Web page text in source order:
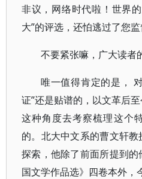
非议，网络时代啦！世界
大”的评选，还怕逃过了您监
不要紧张嘛，广大读者
唯一值得肯定的是，
证”还是贴谱的，以文革后
这种角度去考察梳理这个
的。北大中文系的曹文轩
探索，他除了前面所提到
国文学作品选》四卷本外，